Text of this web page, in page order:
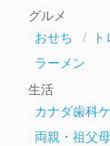
グルメ
おせち
ラーメン
生活
カナダ歯科
両親・祖父